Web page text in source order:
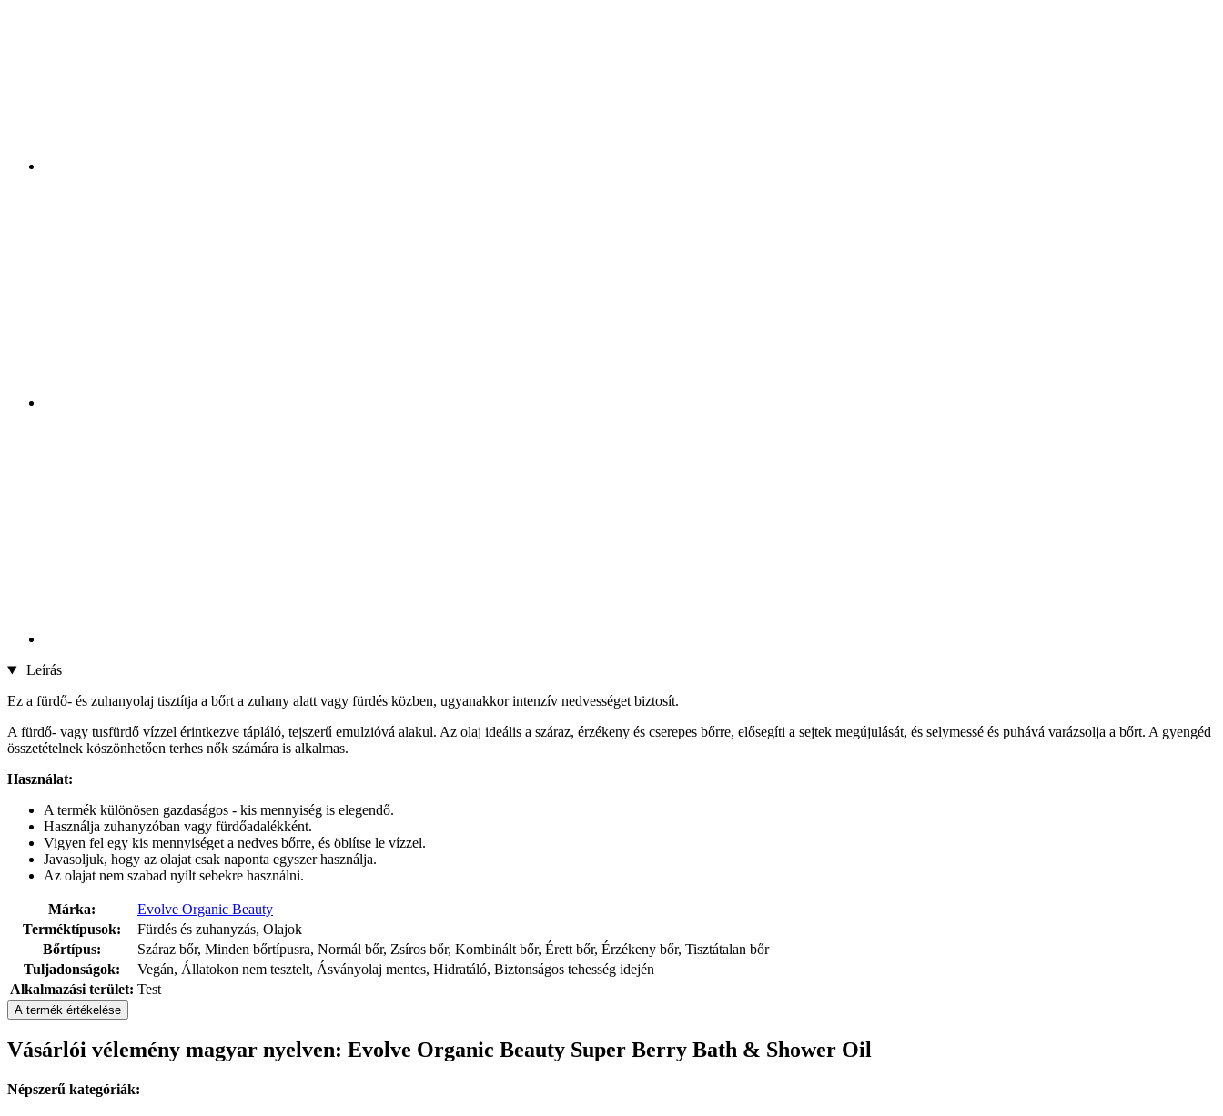
Leírás
Ez a fürdő- és zuhanyolaj tisztítja a bőrt a zuhany alatt vagy fürdés közben, ugyanakkor intenzív nedvességet biztosít.
A fürdő- vagy tusfürdő vízzel érintkezve tápláló, tejszerű emulzióvá alakul. Az olaj ideális a száraz, érzékeny és cserepes bőrre, elősegíti a sejtek megújulását, és selymessé és puhává varázsolja a bőrt. A gyengéd
összetételnek köszönhetően terhes nők számára is alkalmas.
Használat:
A termék különösen gazdaságos - kis mennyiség is elegendő.
Használja zuhanyzóban vagy fürdőadalékként.
Vigyen fel egy kis mennyiséget a nedves bőrre, és öblítse le vízzel.
Javasoljuk, hogy az olajat csak naponta egyszer használja.
Az olajat nem szabad nyílt sebekre használni.
Márka:
Evolve Organic Beauty
Terméktípusok:
Fürdés és zuhanyzás, Olajok
Bőrtípus:
Száraz bőr, Minden bőrtípusra, Normál bőr, Zsíros bőr, Kombinált bőr, Érett bőr, Érzékeny bőr, Tisztátalan bőr
Tuljadonságok:
Vegán, Állatokon nem tesztelt, Ásványolaj mentes, Hidratáló, Biztonságos tehesség idején
Alkalmazási terület: Test
A termék értékelése
Vásárlói vélemény magyar nyelven: Evolve Organic Beauty Super Berry Bath & Shower Oil
Népszerű kategóriák: